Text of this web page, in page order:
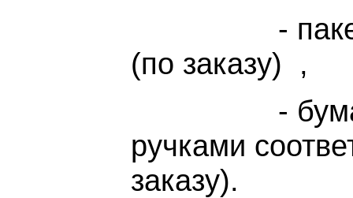
- пакет
(по заказу) ,
-
ручками
заказу).